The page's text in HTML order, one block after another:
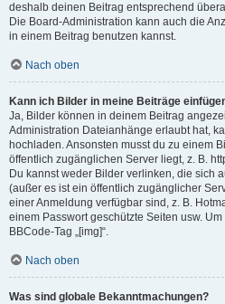
deshalb deinen Beitrag entsprechend
Die Board-Administration kann auch die
in einem Beitrag benutzen kannst.
Nach oben
Kann ich Bilder in meine Beiträge
Ja, Bilder können in deinem Beitrag
Administration Dateianhänge erlaubt hat,
hochladen. Ansonsten musst du zu einem
öffentlich zugänglichen Server liegt, z. B.
Du kannst weder Bilder verlinken, die sich
(außer es ist ein öffentlich zugänglicher
einer Anmeldung verfügbar sind, z. B.
einem Passwort geschützte Seiten usw.
BBCode-Tag „[img]“.
Nach oben
Was sind globale Bekanntmachungen?